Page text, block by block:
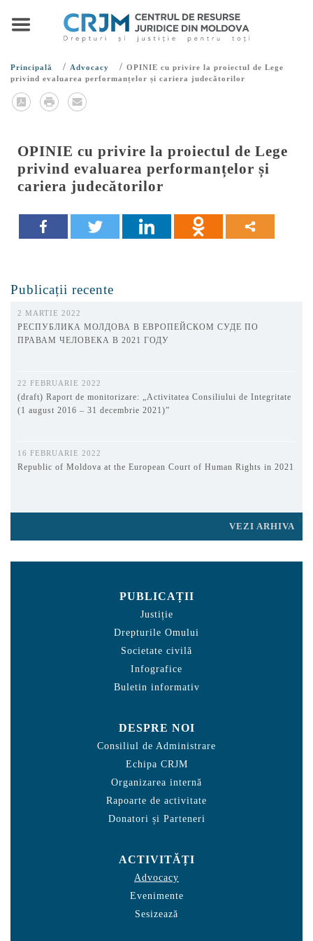
Principală / Advocacy / OPINIE cu privire la proiectul de Lege
privind evaluarea performanțelor și cariera judecătorilor
OPINIE cu privire la proiectul de Lege
privind evaluarea performanțelor și
cariera judecătorilor
Publicații recente
2 MARTIE 2022
РЕСПУБЛИКА МОЛДОВА В ЕВРОПЕЙСКОМ СУДЕ ПО
ПРАВАМ ЧЕЛОВЕКА В 2021 ГОДУ
22 FEBRUARIE 2022
(draft) Raport de monitorizare: „Activitatea Consiliului de Integritate
(1 august 2016 – 31 decembrie 2021)”
16 FEBRUARIE 2022
Republic of Moldova at the European Court of Human Rights in 2021
VEZI ARHIVA
PUBLICAȚII
Justiție
Drepturile Omului
Societate civilă
Infografice
Buletin informativ
DESPRE NOI
Consiliul de Administrare
Echipa CRJM
Organizarea internă
Rapoarte de activitate
Donatori și Parteneri
ACTIVITĂȚI
Advocacy
Evenimente
Sesizează